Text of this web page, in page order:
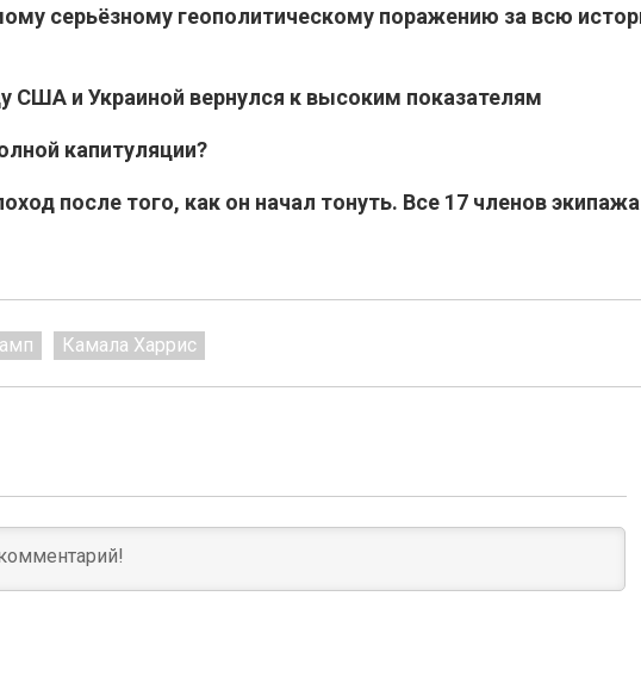
серьёзному геополитическому поражению за всю
и Украиной вернулся к высоким показателям
капитуляции?
после того, как он начал тонуть. Все 17 членов экипажа
Камала Харрис